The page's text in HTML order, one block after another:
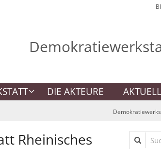
DIE AKTEURE AKTUELL
Rheinisches
Suche in